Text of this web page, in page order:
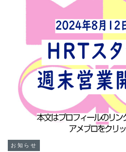
お知らせ